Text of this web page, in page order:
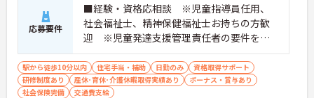
応募要件
■経験・資格応相談 ※児童指導員任用、
社会福祉士、精神保健福祉士お持ちの方歓
迎 ※児童発達支援管理責任者の要件を満
たす方（研修受講済の方）・保育・教育・
福祉業界の経験がある方・相談支援・直接
支援の経験がある方歓迎
駅から徒歩10分以内 住宅手当・補助 日勤のみ
資格取得サポート
研修制度あり
産休･育休･介護休暇取得実績あり
ボーナス・賞与あり
社会保険完備
交通費支給